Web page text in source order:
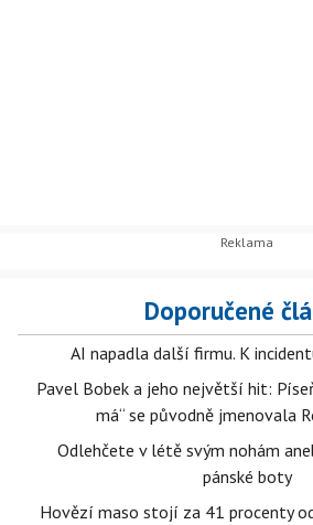
Doporučené
AI napadla další firmu. K
Pavel Bobek a jeho největší hit:
má“ se původně jmenovala
Odlehčete v létě svým nohám
pánské boty
Hovězí maso stojí za 41 procenty